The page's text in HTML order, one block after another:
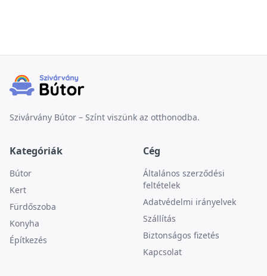
Szivárvány Bútor – Színt viszünk az otthonodba.
Kategóriák
Bútor
Kert
Fürdőszoba
Konyha
Építkezés
Cég
Általános szerződési
feltételek
Adatvédelmi irányelvek
Szállítás
Biztonságos fizetés
Kapcsolat